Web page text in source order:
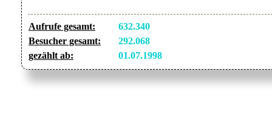
Aufrufe gesamt:
632.340
Besucher gesamt:
292.068
gezählt ab:
01.07.1998